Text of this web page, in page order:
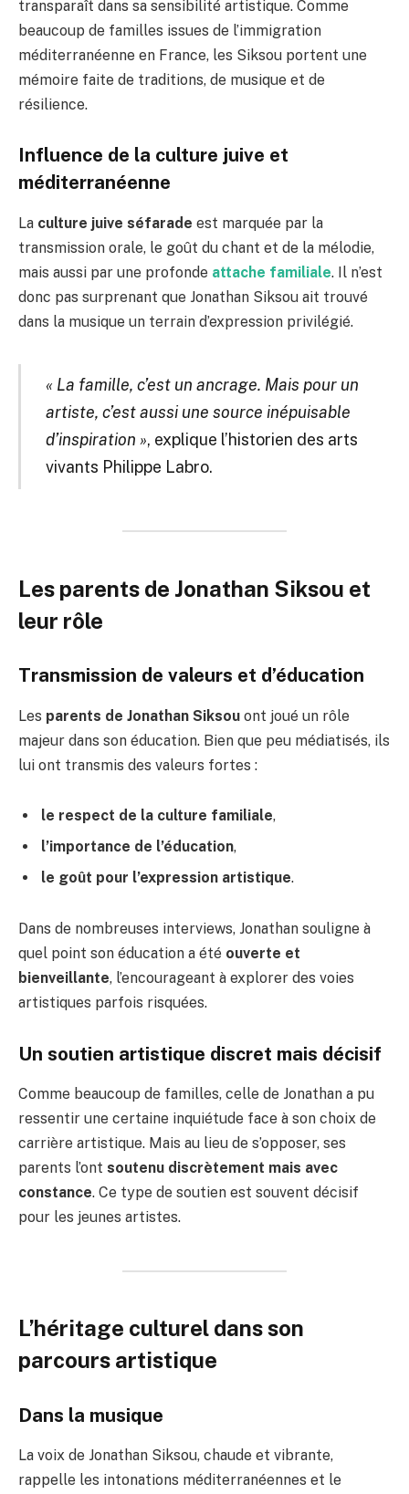
transparaît dans sa sensibilité artistique. Comme
beaucoup de familles issues de l’immigration
méditerranéenne en France, les Siksou portent une
mémoire faite de traditions, de musique et de
résilience.
Influence de la culture juive et
méditerranéenne
La culture juive séfarade est marquée par la
transmission orale, le goût du chant et de la mélodie,
mais aussi par une profonde attache familiale. Il n’est
donc pas surprenant que Jonathan Siksou ait trouvé
dans la musique un terrain d’expression privilégié.
« La famille, c’est un ancrage. Mais pour un
artiste, c’est aussi une source inépuisable
d’inspiration », explique l’historien des arts
vivants Philippe Labro.
Les parents de Jonathan Siksou et
leur rôle
Transmission de valeurs et d’éducation
Les parents de Jonathan Siksou ont joué un rôle
majeur dans son éducation. Bien que peu médiatisés, ils
lui ont transmis des valeurs fortes :
le respect de la culture familiale,
l’importance de l’éducation,
le goût pour l’expression artistique.
Dans de nombreuses interviews, Jonathan souligne à
quel point son éducation a été ouverte et
bienveillante, l’encourageant à explorer des voies
artistiques parfois risquées.
Un soutien artistique discret mais décisif
Comme beaucoup de familles, celle de Jonathan a pu
ressentir une certaine inquiétude face à son choix de
carrière artistique. Mais au lieu de s’opposer, ses
parents l’ont soutenu discrètement mais avec
constance. Ce type de soutien est souvent décisif
pour les jeunes artistes.
L’héritage culturel dans son
parcours artistique
Dans la musique
La voix de Jonathan Siksou, chaude et vibrante,
rappelle les intonations méditerranéennes et le